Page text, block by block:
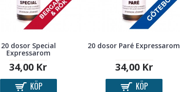
20 dosor Special
Expressarom
34,00 Kr
KÖP
20 dosor Paré Expressarom
34,00 Kr
KÖP